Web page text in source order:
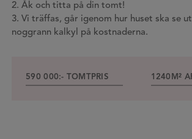
2. Åk och titta på din tomt!
3. Vi träffas, går igenom hur huset ska se
noggrann kalkyl på kostnaderna.
590 000:- TOMTPRIS 1240M²